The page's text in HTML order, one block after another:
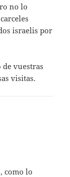
no lo
israelis por
de vuestras
visitas.
como lo